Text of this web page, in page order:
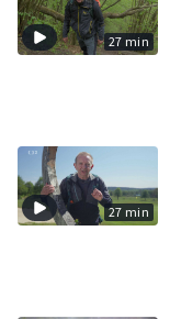
27 min
27 min